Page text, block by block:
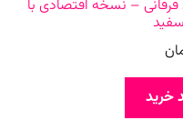
– نسخه اقتصادی با
خرید